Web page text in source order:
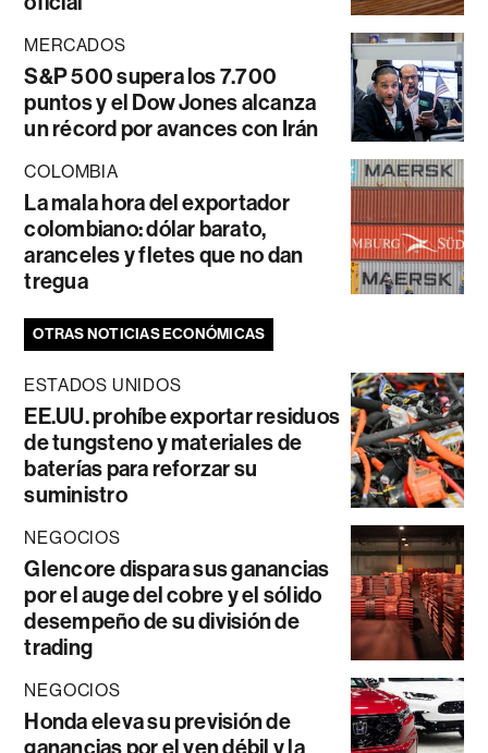
MERCADOS
S&P 500 supera los 7.700
puntos y el Dow Jones alcanza
un récord por avances con Irán
COLOMBIA
La mala hora del exportador
colombiano: dólar barato,
aranceles y fletes que no dan
tregua
OTRAS NOTICIAS ECONÓMICAS
ESTADOS UNIDOS
EE.UU. prohíbe exportar residuos
de tungsteno y materiales de
baterías para reforzar su
suministro
NEGOCIOS
Glencore dispara sus ganancias
por el auge del cobre y el sólido
desempeño de su división de
trading
NEGOCIOS
Honda eleva su previsión de
ganancias por el yen débil y la